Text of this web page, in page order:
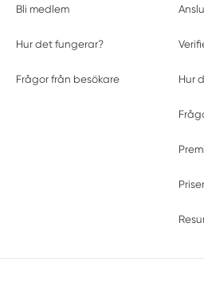
Bli medlem
Hur det fungerar?
Frågor från besökare Hur
Priser